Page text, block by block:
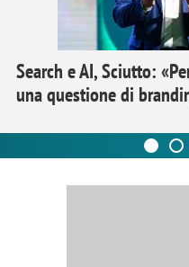
Search e AI, Sciutto:
una questione di